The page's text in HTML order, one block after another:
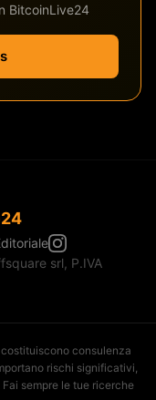
BitcoinLive24
srl, P.IVA
consulenza
rischi significativi,
sempre le tue ricerche